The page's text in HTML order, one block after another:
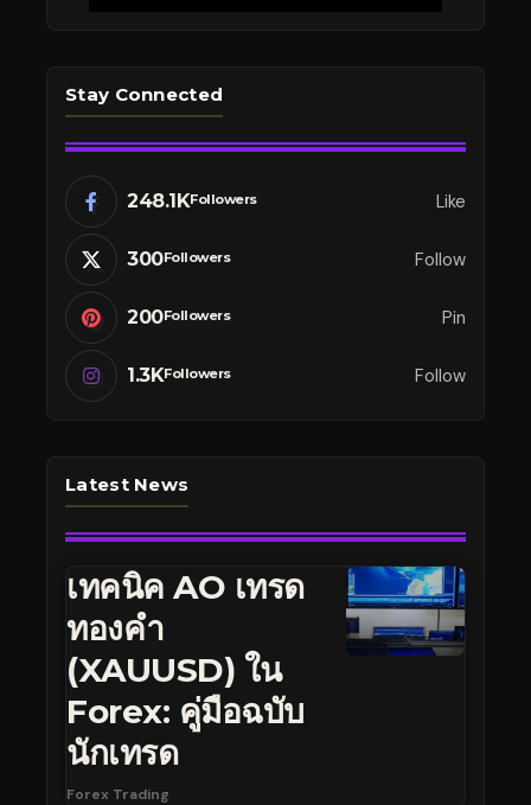
Stay Connected
248.1KFollowers Like
300Followers Follow
200Followers Pin
1.3KFollowers Follow
Latest News
เทคนิค AO เทรด
ทองคำ
(XAUUSD) ใน
Forex: คู่มือฉบับ
นักเทรด
Forex Trading